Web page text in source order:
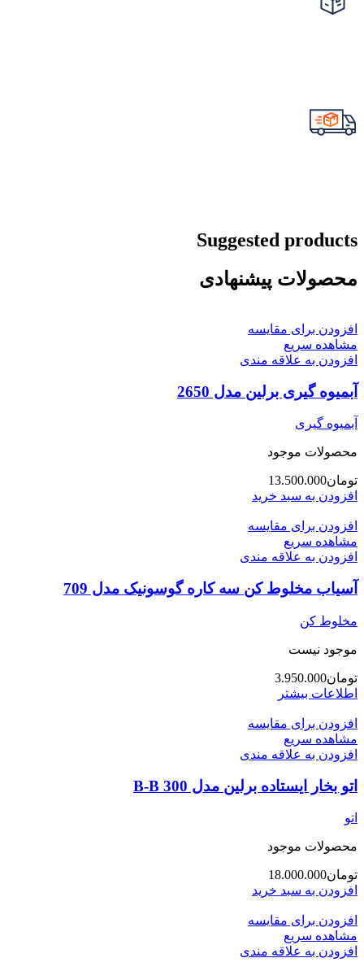
Suggested products
محصولات پیشنهادی
افزودن برای مقایسه
مشاهده سریع
افزودن به علاقه مندی
آبمیوه گیری برلین مدل 2650
آبمیوه گیری
محصولات موجود
تومان13.500.000
افزودن به سبد خرید
افزودن برای مقایسه
مشاهده سریع
افزودن به علاقه مندی
آسیاب مخلوط کن سه کاره گوسونیک مدل 709
مخلوط کن
موجود نیست
تومان3.950.000
اطلاعات بیشتر
افزودن برای مقایسه
مشاهده سریع
افزودن به علاقه مندی
اتو بخار ایستاده برلین مدل 300 B-B
اتو
محصولات موجود
تومان18.000.000
افزودن به سبد خرید
افزودن برای مقایسه
مشاهده سریع
افزودن به علاقه مندی